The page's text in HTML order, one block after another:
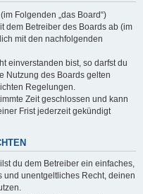
Folgenden „das Board“)
dem Betreiber des Boards ab (im
mit den nachfolgenden
einverstanden bist, so darfst du
Nutzung des Boards gelten
Regelungen.
Zeit geschlossen und kann
Frist jederzeit gekündigt
du dem Betreiber ein einfaches,
unentgeltliches Recht, deinen